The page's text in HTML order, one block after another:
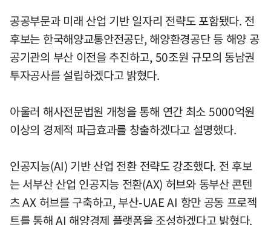
공공부문과 미래 산업 기반 일자리 전략도 포함됐다. 전
후보는 한국해양교통안전공단, 해양환경공단 등 해양 공
공기관의 부산 이전을 추진하고, 50조원 규모의 동남권
투자공사를 설립하겠다고 밝혔다.
아울러 해사전문법원 개청을 통해 연간 최소 5000억원
이상의 경제적 파급효과를 창출하겠다고 설명했다.
인공지능(AI) 기반 산업 전환 전략도 강조했다. 전 후보
는 서부산 산업 인공지능 전환(AX) 허브와 동부산 콘텐
츠 AX 허브를 구축하고, 부산-UAE AI 항만 공동 프로젝
트를 통해 AI 해양경제 플랫폼을 조성하겠다고 밝혔다.